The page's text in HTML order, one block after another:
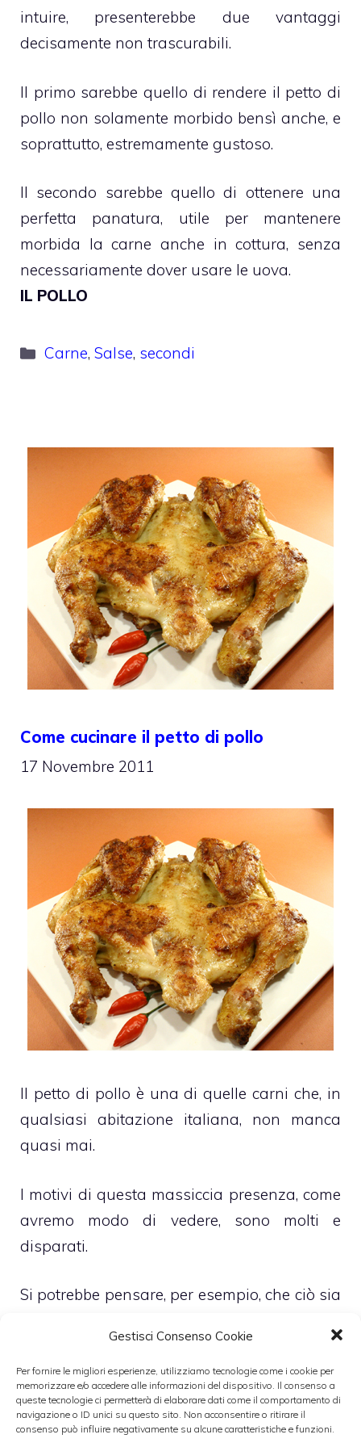
Gestisci Consenso Cookie
Per fornire le migliori esperienze, utilizziamo tecnologie come i cookie per
memorizzare e/o accedere alle informazioni del dispositivo. Il consenso a
queste tecnologie ci permetterà di elaborare dati come il comportamento di
navigazione o ID unici su questo sito. Non acconsentire o ritirare il
consenso può influire negativamente su alcune caratteristiche e funzioni.
intuire, presenterebbe due vantaggi
decisamente non trascurabili.
Il primo sarebbe quello di rendere il petto di
pollo non solamente morbido bensì anche, e
soprattutto, estremamente gustoso.
Il secondo sarebbe quello di ottenere una
perfetta panatura, utile per mantenere
morbida la carne anche in cottura, senza
necessariamente dover usare le uova.
IL POLLO
Categorie
Carne,Salse, secondi
Come cucinare il petto di pollo
17 Novembre 2011
Il petto di pollo è una di quelle carni che, in
qualsiasi abitazione italiana, non manca
quasi mai.
I motivi di questa massiccia presenza, come
avremo modo di vedere, sono molti e
disparati.
Si potrebbe pensare, per esempio, che ciò sia
molto veloce da preparare.
Oppure ancora al fatto che questo
ingrediente si presti, in maniera ideale, a